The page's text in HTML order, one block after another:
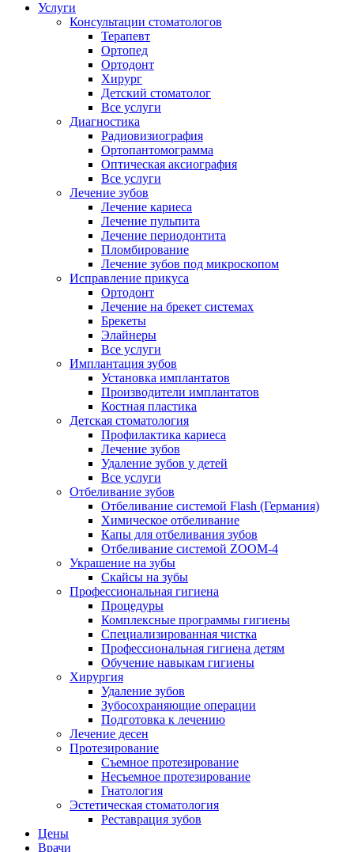
Услуги
Консультации стоматологов
Терапевт
Ортопед
Ортодонт
Хирург
Детский стоматолог
Все услуги
Диагностика
Радиовизиография
Ортопантомограмма
Оптическая аксиография
Все услуги
Лечение зубов
Лечение кариеса
Лечение пульпита
Лечение периодонтита
Пломбирование
Лечение зубов под микроскопом
Исправление прикуса
Ортодонт
Лечение на брекет системах
Брекеты
Элайнеры
Все услуги
Имплантация зубов
Установка имплантатов
Производители имплантатов
Костная пластика
Детская стоматология
Профилактика кариеса
Лечение зубов
Удаление зубов у детей
Все услуги
Отбеливание зубов
Отбеливание системой Flash (Германия)
Химическое отбеливание
Капы для отбеливания зубов
Отбеливание системой ZOOM-4
Украшение на зубы
Скайсы на зубы
Профессиональная гигиена
Процедуры
Комплексные программы гигиены
Специализированная чистка
Профессиональная гигиена детям
Обучение навыкам гигиены
Хирургия
Удаление зубов
Зубосохраняющие операции
Подготовка к лечению
Лечение десен
Протезирование
Съемное протезирование
Несъемное протезирование
Гнатология
Эстетическая стоматология
Реставрация зубов
Цены
Врачи